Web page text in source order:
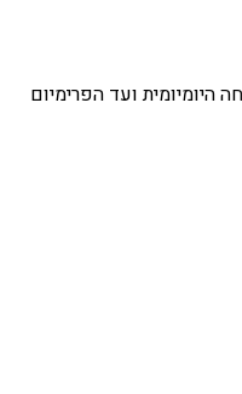
היומיומית ועד הפרימיום